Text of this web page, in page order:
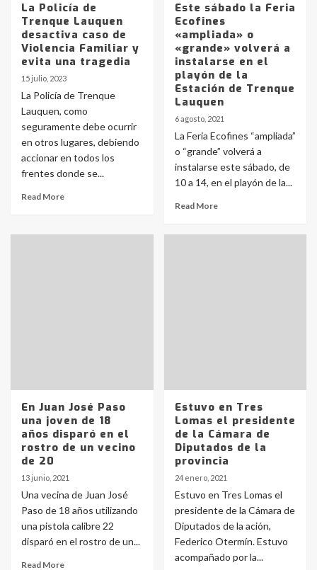
La Policía de
Trenque Lauquen
desactiva caso de
Violencia Familiar y
evita una tragedia
15 julio, 2023
La Policía de Trenque
Lauquen, como
seguramente debe ocurrir
en otros lugares, debiendo
accionar en todos los
frentes donde se...
Read More
Este sábado la Feria
Ecofines
«ampliada» o
«grande» volverá a
instalarse en el
playón de la
Estación de Trenque
Lauquen
6 agosto, 2021
La Feria Ecofines “ampliada”
o “grande” volverá a
instalarse este sábado, de
10 a 14, en el playón de la...
Read More
En Juan José Paso
una joven de 18
años disparó en el
rostro de un vecino
de 20
13 junio, 2021
Una vecina de Juan José
Paso de 18 años utilizando
una pistola calibre 22
disparó en el rostro de un...
Read More
Estuvo en Tres
Lomas el presidente
de la Cámara de
Diputados de la
provincia
24 enero, 2021
Estuvo en Tres Lomas el
presidente de la Cámara de
Diputados de la ación,
Federico Otermín. Estuvo
acompañado por la...
4
5
Los precios de los combustibles en
La Pampa, desde YPF hasta Axion
entre 857 a 1338 pesos
La Bolsa de Cereales de Bahía
Blanca anticipa que Agosto vendrá
con lluvias y heladas, en gran parte